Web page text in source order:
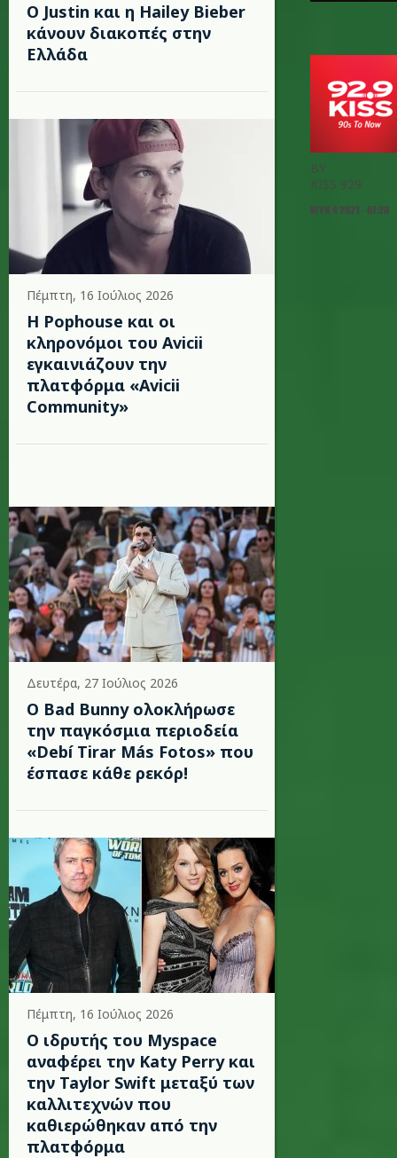
Ο Justin και η Hailey Bieber
κάνουν διακοπές στην
Ελλάδα
Πέμπτη, 16 Ιούλιος 2026
Η Pophouse και οι
κληρονόμοι του Avicii
εγκαινιάζουν την
πλατφόρμα «Avicii
Community»
Δευτέρα, 27 Ιούλιος 2026
Ο Bad Bunny ολοκλήρωσε
την παγκόσμια περιοδεία
«Debí Tirar Más Fotos» που
έσπασε κάθε ρεκόρ!
Πέμπτη, 16 Ιούλιος 2026
Ο ιδρυτής του Myspace
αναφέρει την Katy Perry και
την Taylor Swift μεταξύ των
καλλιτεχνών που
καθιερώθηκαν από την
πλατφόρμα
BY
KISS 929
ΙΟΥΝ 4 2021 - 07:20